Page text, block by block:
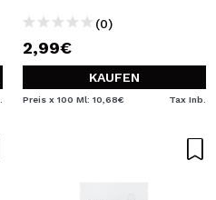
(0)
2,99€
KAUFEN
Preis x 100 Ml: 10,68€ Tax Inb.